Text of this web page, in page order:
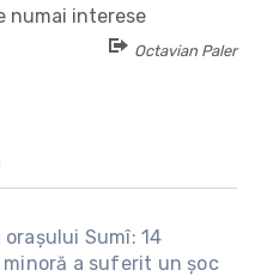
numai interese
Octavian Paler
Sumî: 14
a suferit un șoc